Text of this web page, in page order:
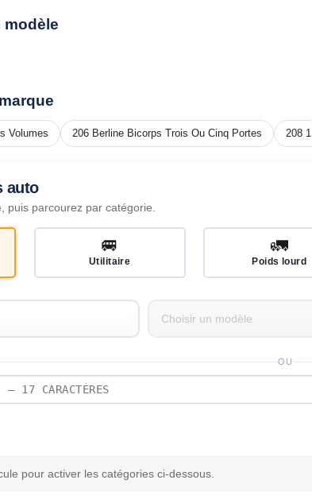
modèle
Volumes 206 Berline Bicorps Trois Ou Cinq Portes 208 1
auto
puis parcourez par catégorie.
🚐
Utilitaire
🚛
Poids lourd
OU
pour activer les catégories ci-dessous.